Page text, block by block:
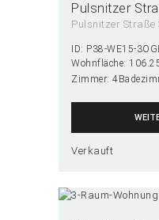
Pulsnitzer
Pulsnitzer Straße
ID: P38-WE15-3OG
Wohnfläche:
Zimmer: 4
Verkauft